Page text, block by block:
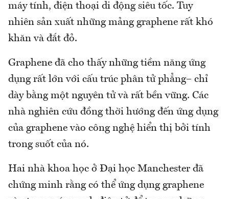
máy tính, điện thoại di động siêu tốc. Tuy
nhiên sản xuất những mảng graphene rất khó
khăn và đắt đỏ.
Graphene đã cho thấy những tiềm năng ứng
dụng rất lớn với cấu trúc phân tử phẳng– chỉ
dày bằng một nguyên tử và rất bền vững. Các
nhà nghiên cứu đồng thời hướng đến ứng dụng
của graphene vào công nghệ hiển thị bởi tính
trong suốt của nó.
Hai nhà khoa học ở Đại học Manchester đã
chứng minh rằng có thể ứng dụng graphene